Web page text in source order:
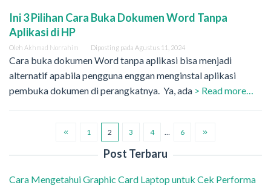
Ini 3 Pilihan Cara Buka Dokumen Word Tanpa
Aplikasi di HP
Oleh Akhmad Norrahim Diposting pada Agustus 11, 2024
Cara buka dokumen Word tanpa aplikasi bisa menjadi
alternatif apabila pengguna enggan menginstal aplikasi
pembuka dokumen di perangkatnya. Ya, ada > Read more…
1 2 3 4 6
Post Terbaru
Cara Mengetahui Graphic Card Laptop untuk Cek Performa